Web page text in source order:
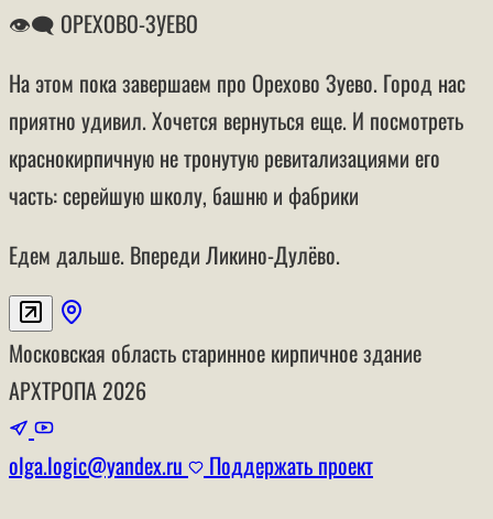
👁‍🗨 ОРЕХОВО-ЗУЕВО
На этом пока завершаем про Орехово Зуево. Город нас
приятно удивил. Хочется вернуться еще. И посмотреть
краснокирпичную не тронутую ревитализациями его
часть: серейшую школу, башню и фабрики
Едем дальше. Впереди Ликино-Дулёво.
Московская областьстаринное кирпичное здание
АРХТРОПА 2026
olga.logic@yandex.ru Поддержать проект